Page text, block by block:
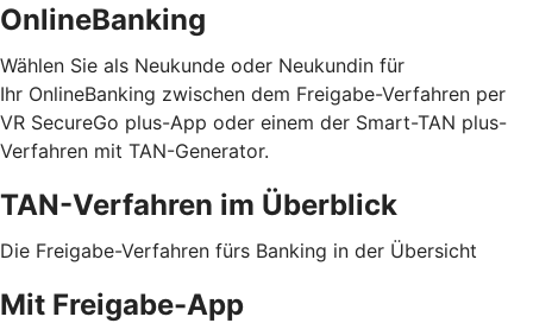
OnlineBanking
Wählen Sie als Neukunde oder Neukundin für
Ihr OnlineBanking zwischen dem Freigabe-Verfahren per
VR SecureGo plus-App oder einem der Smart-TAN plus-
Verfahren mit TAN-Generator.
TAN-Verfahren im Überblick
Die Freigabe-Verfahren fürs Banking in der Übersicht
Mit Freigabe-App